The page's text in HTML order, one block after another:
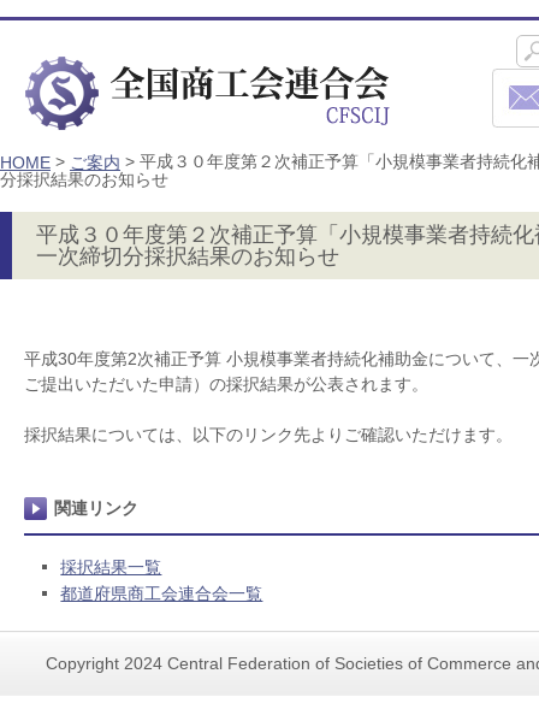
HOME > ご案内 > 平成３０年度第２次補正予算「小規模事業者持続化
分採択結果のお知らせ
平成３０年度第２次補正予算「小規模事業者持続
一次締切分採択結果のお知らせ
平成30年度第2次補正予算 小規模事業者持続化補助金について、
ご提出いただいた申請）の採択結果が公表されます。
採択結果については、以下のリンク先よりご確認いただけます。
関連リンク
採択結果一覧
都道府県商工会連合会一覧
Copyright 2024 Central Federation of Societies of Commerce